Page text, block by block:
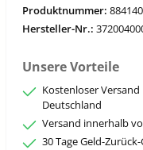
Produktnummer:
Hersteller-Nr.:
Unsere Vorteile
Kostenloser
Deutschland
Versand innerhalb
30 Tage Geld-